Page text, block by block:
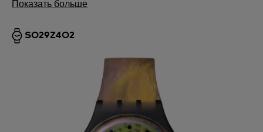
Показать больше
SO29Z402